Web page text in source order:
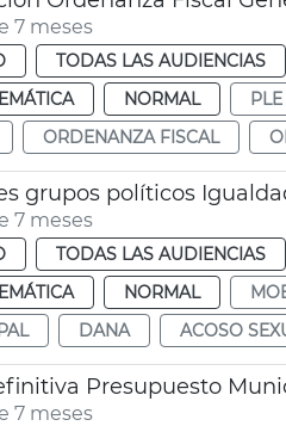
7 meses
TODAS LAS AUDIENCIAS
NORMAL
ORDENANZA FISCAL
grupos políticos
7 meses
TODAS LAS AUDIENCIAS
NORMAL
DANA ACOSO
Presupuesto
7 meses